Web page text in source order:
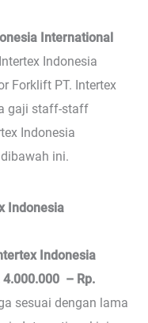
International
Indonesia
Forklift PT. Intertex
gaji staff-staff
Indonesia
ini.
Indonesia
Indonesia
4.000.000 – Rp.
sesuai dengan lama